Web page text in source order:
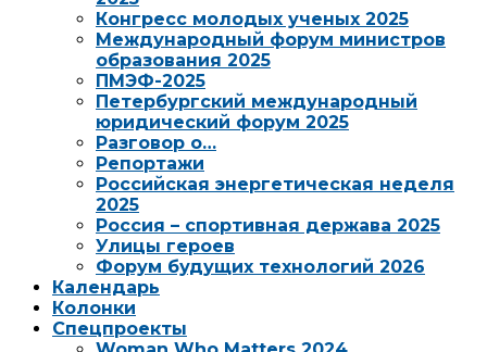
Конгресс молодых ученых 2025
Международный форум министров
образования 2025
ПМЭФ-2025
Петербургский международный
юридический форум 2025
Разговор о…
Репортажи
Российская энергетическая неделя
2025
Россия – спортивная держава 2025
Улицы героев
Форум будущих технологий 2026
Календарь
Колонки
Спецпроекты